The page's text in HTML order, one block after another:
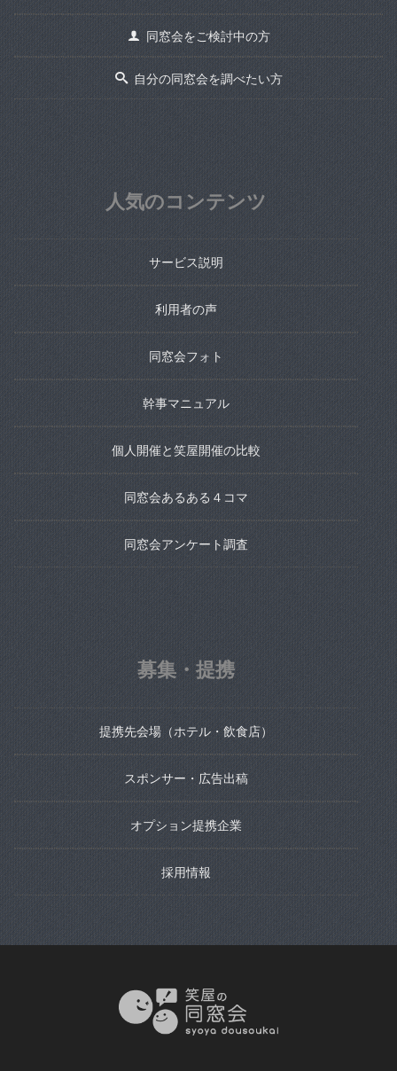
同窓会をご検討中の方
自分の同窓会を調べたい方
人気のコンテンツ
サービス説明
利用者の声
同窓会フォト
幹事マニュアル
個人開催と笑屋開催の比較
同窓会あるある４コマ
同窓会アンケート調査
募集・提携
提携先会場（ホテル・飲食店）
スポンサー・広告出稿
オプション提携企業
採用情報